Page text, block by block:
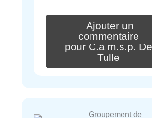
Ajouter un
commentaire
pour C.a.m.s.p. De
Tulle
Groupement de